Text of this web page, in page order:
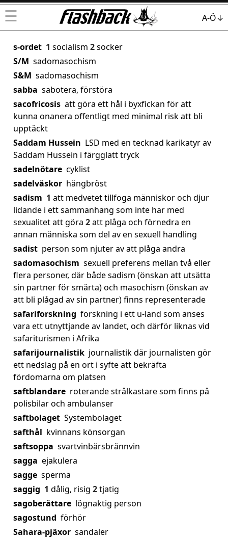
☰ A-Ö↓
s-ordet 1 socialism 2socker
S/M sadomasochism
S&M sadomasochism
sabba sabotera, förstöra
sacofricosis att göra ett hål i byxfickan för att
kunna onanera offentligt med minimal risk att bli
upptäckt
Saddam Hussein LSD med en tecknad karikatyr av
Saddam Hussein i färgglatt tryck
sadelnötare cyklist
sadelväskor hängbröst
sadism 1 att medvetet tillfoga människor och djur
lidande i ett sammanhang som inte har med
sexualitet att göra 2att plåga och förnedra en
annan människa som del av en sexuell handling
sadist person som njuter av att plåga andra
sadomasochism sexuell preferens mellan två eller
flera personer, där både sadism (önskan att utsätta
sin partner för smärta) och masochism (önskan av
att bli plågad av sin partner) finns representerade
safariforskning forskning i ett u-land som anses
vara ett utnyttjande av landet, och därför liknas vid
safariturismen i Afrika
safarijournalistik journalistik där journalisten gör
ett nedslag på en ort i syfte att bekräfta
fördomarna om platsen
saftblandare roterande strålkastare som finns på
polisbilar och ambulanser
saftbolaget Systembolaget
safthål kvinnans könsorgan
saftsoppa svartvinbärsbrännvin
sagga ejakulera
sagge sperma
saggig 1 dålig, risig 2tjatig
sagoberättare lögnaktig person
sagostund förhör
Sahara-pjäxor sandaler